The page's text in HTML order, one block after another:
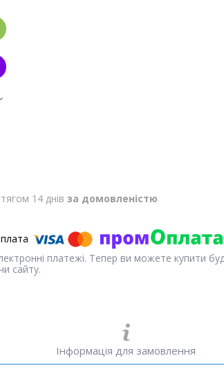
14 днів за домовленістю
платежі. Тепер ви можете купити
сайту.
Інформація для замовлення